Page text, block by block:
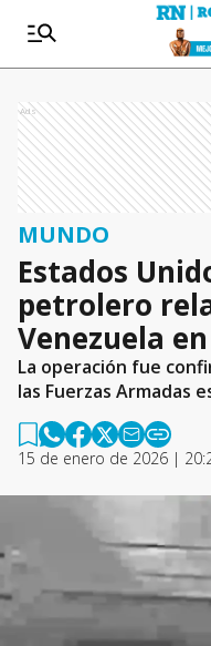
Ads
MUNDO
Estados
petrolero
Venezuela
La operación fue
las Fuerzas Armadas
15 de enero de 2026 |